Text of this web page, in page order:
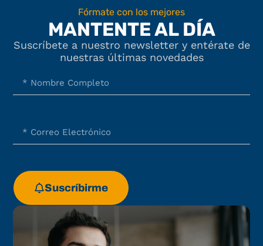
Fórmate con los mejores
MANTENTE AL DÍA
Suscríbete a nuestro newsletter y entérate de
nuestras últimas novedades
Suscríbirme